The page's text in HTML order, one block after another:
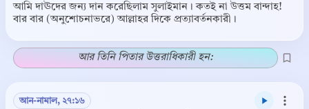
আমি দাঊদের জন্য দান করেছিলাম সুলাইমান। কতই না উত্তম বান্দাহ!
বার বার (অনুশোচনাভরে) আল্লাহর দিকে প্রত্যাবর্তনকারী।
আর তিনি পিতার উত্তরাধিকারী হন:
আন-নামাল, ২৭:১৬